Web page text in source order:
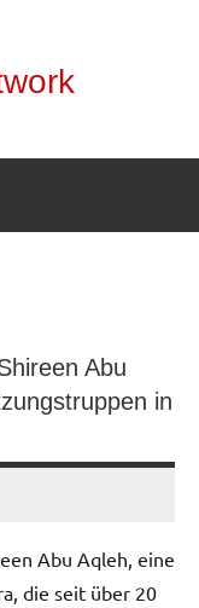
Abu
in
Abu Aqleh, eine
die seit über 20